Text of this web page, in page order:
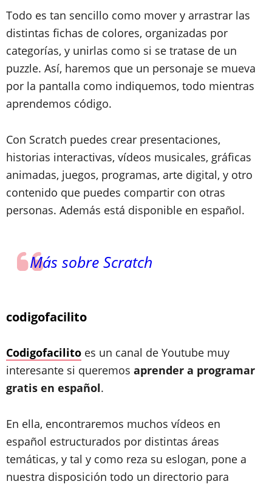
Todo es tan sencillo como mover y arrastrar las
distintas fichas de colores, organizadas por
categorías, y unirlas como si se tratase de un
puzzle. Así, haremos que un personaje se mueva
por la pantalla como indiquemos, todo mientras
aprendemos código.
Con Scratch puedes crear presentaciones,
historias interactivas, vídeos musicales, gráficas
animadas, juegos, programas, arte digital, y otro
contenido que puedes compartir con otras
personas. Además está disponible en español.
Más sobre Scratch
codigofacilito
Codigofacilito es un canal de Youtube muy
interesante si queremos aprender a programar
gratis en español.
En ella, encontraremos muchos vídeos en
español estructurados por distintas áreas
temáticas, y tal y como reza su eslogan, pone a
nuestra disposición todo un directorio para